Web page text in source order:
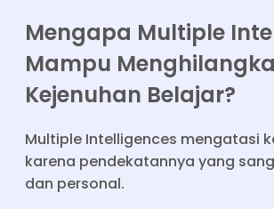
Mengapa Multiple
Mampu
Kejenuhan Belajar?
Multiple Intelligences mengatasi
karena pendekatannya yang
dan personal.